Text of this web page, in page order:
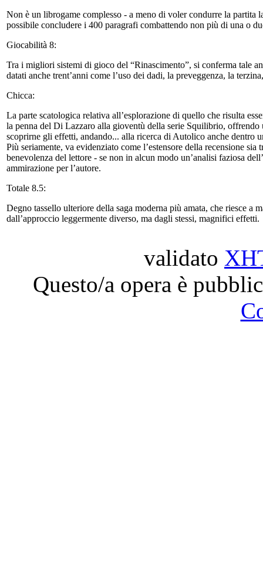
Non è un librogame complesso - a meno di voler condurre la partita
possibile concludere i 400 paragrafi combattendo non più di una o
Giocabilità 8:
Tra i migliori sistemi di gioco del “Rinascimento”, si conferma tale
datati anche trent’anni come l’uso dei dadi, la preveggenza, la
Chicca:
La parte scatologica relativa all’esplorazione di quello che risulta
la penna del Di Lazzaro alla gioventù della serie Squilibrio,
scoprirne gli effetti, andando... alla ricerca di Autolico anche dentro
Più seriamente, va evidenziato come l’estensore della recensione
benevolenza del lettore - se non in alcun modo un’analisi faziosa
ammirazione per l’autore.
Totale 8.5:
Degno tassello ulteriore della saga moderna più amata, che riesce a
dall’approccio leggermente diverso, ma dagli stessi, magnifici effetti.
validato
Questo/a opera è